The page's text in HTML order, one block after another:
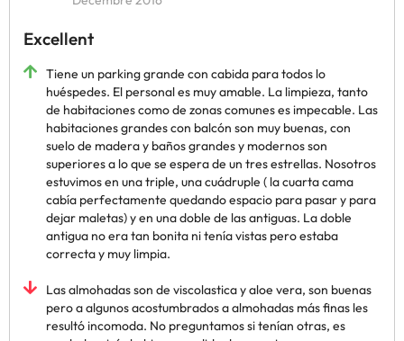
Excellent
Tiene un parking grande con cabida para todos lo
huéspedes. El personal es muy amable. La limpieza, tanto
de habitaciones como de zonas comunes es impecable. Las
habitaciones grandes con balcón son muy buenas, con
suelo de madera y baños grandes y modernos son
superiores a lo que se espera de un tres estrellas. Nosotros
estuvimos en una triple, una cuádruple ( la cuarta cama
cabía perfectamente quedando espacio para pasar y para
dejar maletas) y en una doble de las antiguas. La doble
antigua no era tan bonita ni tenía vistas pero estaba
correcta y muy limpia.
Las almohadas son de viscolastica y aloe vera, son buenas
pero a algunos acostumbrados a almohadas más finas les
resultó incomoda. No preguntamos si tenían otras, es